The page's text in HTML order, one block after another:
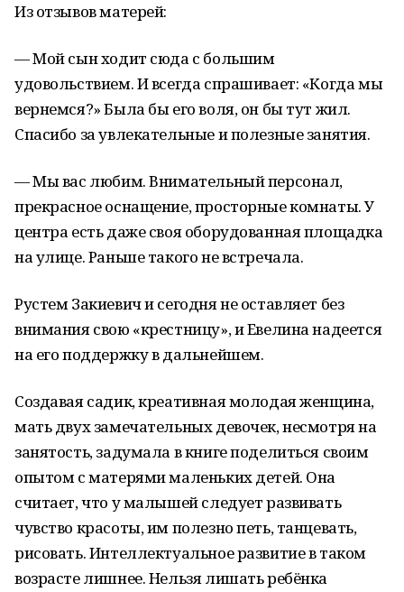
Из отзывов матерей:
— Мой сын ходит сюда с большим
удовольствием. И всегда спрашивает: «Когда мы
вернемся?» Была бы его воля, он бы тут жил.
Спасибо за увлекательные и полезные занятия.
— Мы вас любим. Внимательный персонал,
прекрасное оснащение, просторные комнаты. У
центра есть даже своя оборудованная площадка
на улице. Раньше такого не встречала.
Pустем Закиевич и сегодня не оставляет без
внимания свою «крестницу», и Евелина надеется
на его поддержку в дальнейшем.
Создавая садик, креативная молодая женщина,
мать двух замечательных девочек, несмотря на
занятость, задумала в книге поделиться своим
опытом с матерями маленьких детей. Она
считает, что у малышей следует развивать
чувство красоты, им полезно петь, танцевать,
рисовать. Интеллектуальное развитие в таком
возрасте лишнее. Нельзя лишать ребёнка